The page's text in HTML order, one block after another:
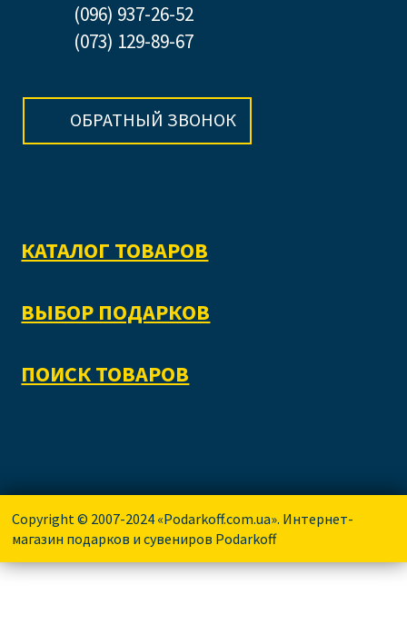
(096) 937-26-52
(073) 129-89-67
ОБРАТНЫЙ ЗВОНОК
КАТАЛОГ ТОВАРОВ
ВЫБОР ПОДАРКОВ
ПОИСК ТОВАРОВ
Copyright © 2007-2024 «Podarkoff.com.ua». Интернет-
магазин подарков и сувениров Podarkoff